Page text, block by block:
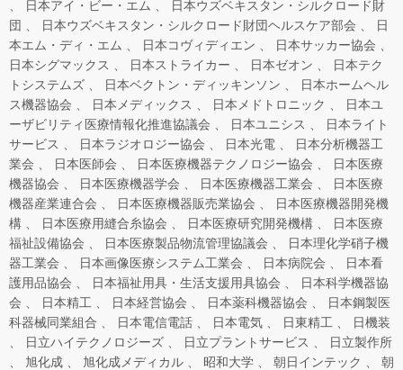
日本アイ・ビー・エム
日本ウズベキスタン・シルクロード財
団
日本ウズベキスタン・シルクロード財団ヘルスケア部会
日
本エム・ディ・エム
日本コヴィディエン
日本サッカー協会
日本シグマックス
日本ストライカー 日本ゼオン
日本テク
トシステムズ
日本ベクトン・ディッキンソン
日本ホームヘル
ス機器協会
日本メディックス 日本メドトロニック
日本ユ
ーザビリティ医療情報化推進協議会
日本ユニシス
日本ライト
サービス
日本ラジオロジー協会 日本光電
日本分析機器工
業会
日本医師会 日本医療機器テクノロジー協会
日本医療
機器協会
日本医療機器学会 日本医療機器工業会
日本医療
機器産業連合会
日本医療機器販売業協会
日本医療機器開発機
構
日本医療用縫合糸協会 日本医療研究開発機構
日本医療
福祉設備協会
日本医療製品物流管理協議会
日本理化学硝子機
器工業会
日本画像医療システム工業会 日本病院会
日本看
護用品協会
日本福祉用具・生活支援用具協会
日本科学機器協
会
日本精工 日本経営協会 日本薬科機器協会
日本鋼製医
科器械同業組合
日本電信電話 日本電気 日東精工
日機装
日立ハイテクノロジーズ
日立プラントサービス
日立製作所
旭化成
旭化成メディカル 昭和大学 朝日インテック
朝